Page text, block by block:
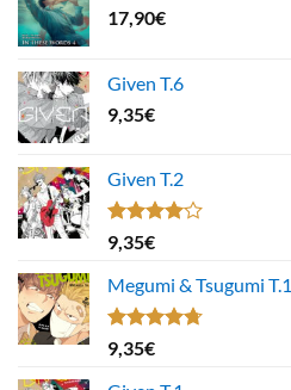
17,90€
Given T.6
9,35€
Given T.2
Note
4.00
5
9,35€
Megumi & Tsugumi T.1
Note4.67
sur 5
9,35€